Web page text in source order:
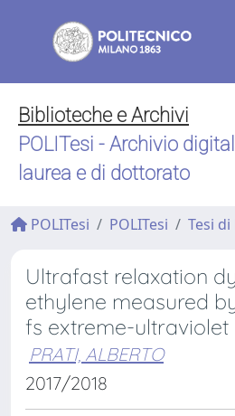
Biblioteche e Archivi
POLITesi - Archivio
laurea e di dottorato
POLITesi POLITesi Tesi
Ultrafast relaxation
ethylene measured
fs extreme-ultraviolet
PRATI, ALBERTO
2017/2018